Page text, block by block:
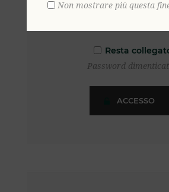
Resta
Password
Non mostrare più questa